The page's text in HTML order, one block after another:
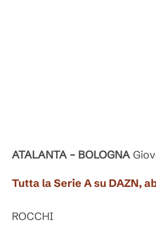
ATALANTA – BOLOGNA
Tutta la Serie A su DAZN,
ROCCHI